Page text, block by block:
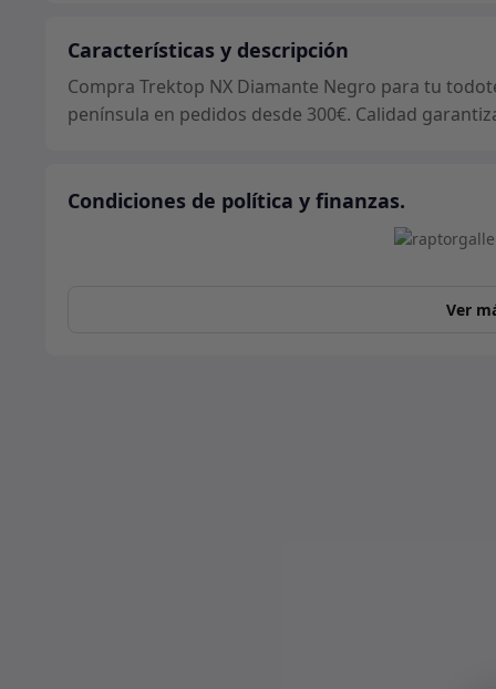
Características y descripción
Compra Trektop NX Diamante Negro para tu
península en pedidos desde 300€. Calidad
Condiciones de política y finanzas.
Ver